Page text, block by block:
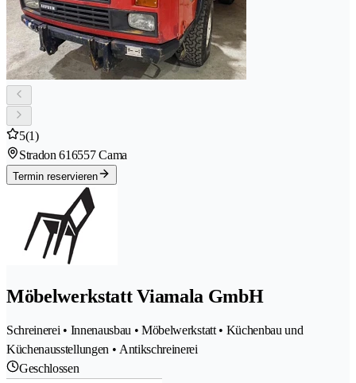
5(1)
Stradon 616557 Cama
Termin reservieren
Möbelwerkstatt Viamala GmbH
Schreinerei • Innenausbau • Möbelwerkstatt • Küchenbau und
Küchenausstellungen • Antikschreinerei
Geschlossen